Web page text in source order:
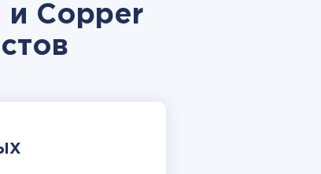
и Copper